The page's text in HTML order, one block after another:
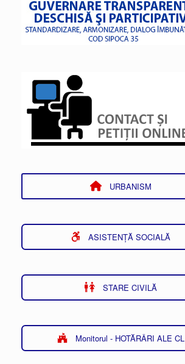
URBANISM
ASISTENȚĂ SOCIALĂ
STARE CIVILĂ
Monitorul - HOTĂRÂRI ALE CL